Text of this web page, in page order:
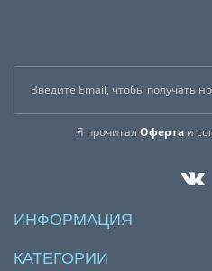
Я прочитал Офертаи
ИНФОРМАЦИЯ
КАТЕГОРИИ